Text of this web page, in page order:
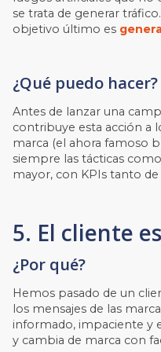
se trata de generar
objetivo último es
¿Qué puedo hacer?
Antes de lanzar una
contribuye esta acción a
marca (el ahora famoso
siempre las tácticas
mayor, con KPIs tanto
5. El cliente
¿Por qué?
Hemos pasado de un
los mensajes de las
informado, impaciente y
y cambia de marca con